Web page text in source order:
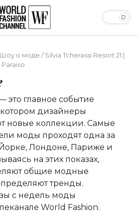
Шоу о моде /Silvia Tcherassi Resort 21 |
главное событие
дизайнеры
новые коллекции. Самые
моды проходят одна за
Лондоне, Париже и
на этих показах,
общие модные
тренды.
с недель моды
World Fashion.